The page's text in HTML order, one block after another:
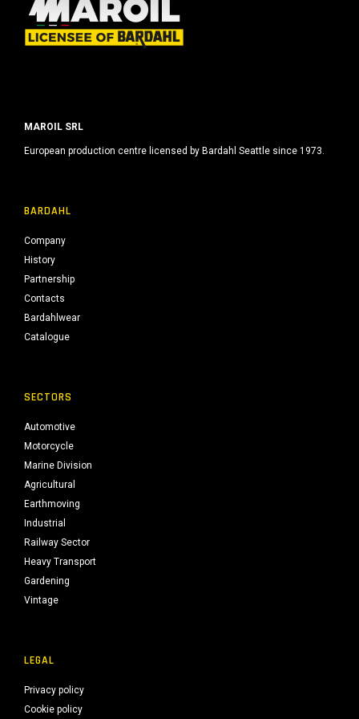
MAROIL SRL
European production centre licensed by Bardahl Seattle since 1973.
BARDAHL
Company
History
Partnership
Contacts
Bardahlwear
Catalogue
SECTORS
Automotive
Motorcycle
Marine Division
Agricultural
Earthmoving
Industrial
Railway Sector
Heavy Transport
Gardening
Vintage
LEGAL
Privacy policy
Cookie policy